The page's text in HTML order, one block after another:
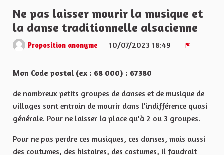
Ne pas laisser mourir la musique et
la danse traditionnelle alsacienne
Proposition anonyme
10/07/2023 18:49
Mon Code postal (ex : 68 000) : 67380
de nombreux petits groupes de danses et de musique de
villages sont entrain de mourir dans l'indifférence quasi
générale. Pour ne laisser la place qu'à 2 ou 3 groupes.
Pour ne pas perdre ces musiques, ces danses, mais aussi
des coutumes, des histoires, des costumes, il faudrait